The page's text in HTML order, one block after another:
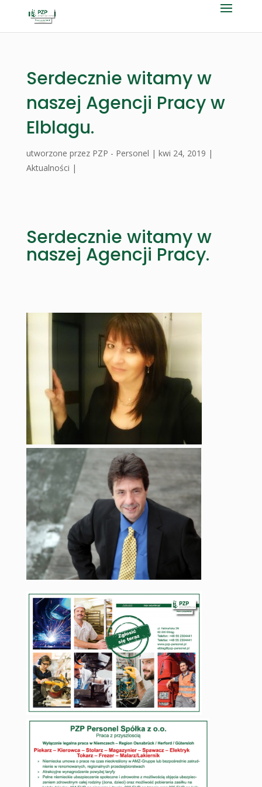
Serdecznie witamy w
naszej Agencji Pracy w
Elblagu.
utworzone przez PZP - Personel | kwi 24, 2019 |
Aktualności |
Serdecznie witamy w
naszej Agencji Pracy.